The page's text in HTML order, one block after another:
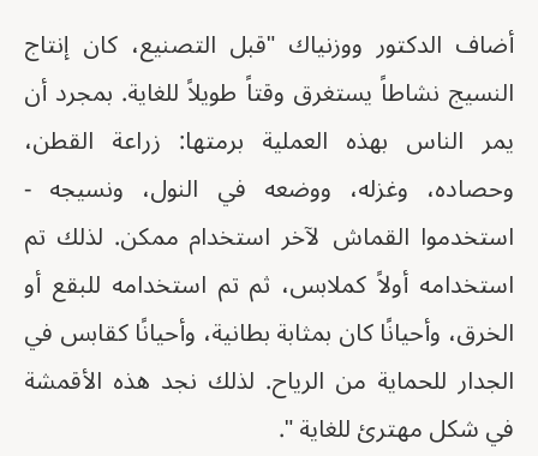
أضاف الدكتور ووزنياك "قبل التصنيع، كان إنتاج
النسيج نشاطاً يستغرق وقتاً طويلاً للغاية. بمجرد أن
يمر الناس بهذه العملية برمتها: زراعة القطن،
وحصاده، وغزله، ووضعه في النول، ونسيجه -
استخدموا القماش لآخر استخدام ممكن. لذلك تم
استخدامه أولاً كملابس، ثم تم استخدامه للبقع أو
الخرق، وأحيانًا كان بمثابة بطانية، وأحيانًا كقابس في
الجدار للحماية من الرياح. لذلك نجد هذه الأقمشة
في شكل مهترئ للغاية ".